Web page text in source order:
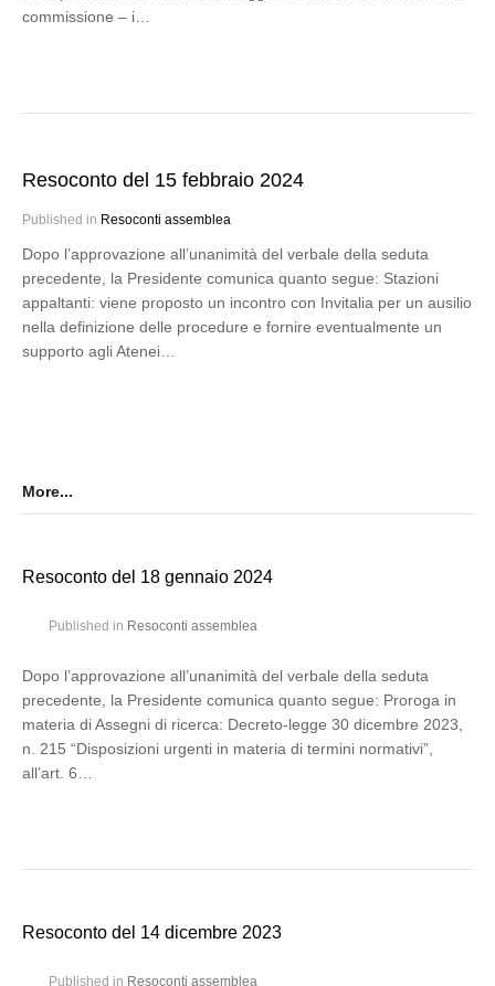
commissione – i…
Resoconto del 15 febbraio 2024
Published in Resoconti assemblea
Dopo l’approvazione all’unanimità del verbale della seduta
precedente, la Presidente comunica quanto segue: Stazioni
appaltanti: viene proposto un incontro con Invitalia per un ausilio
nella definizione delle procedure e fornire eventualmente un
supporto agli Atenei…
More...
Resoconto del 18 gennaio 2024
Published in Resoconti assemblea
Dopo l’approvazione all’unanimità del verbale della seduta
precedente, la Presidente comunica quanto segue: Proroga in
materia di Assegni di ricerca: Decreto-legge 30 dicembre 2023,
n. 215 “Disposizioni urgenti in materia di termini normativi”,
all’art. 6…
Resoconto del 14 dicembre 2023
Published in Resoconti assemblea